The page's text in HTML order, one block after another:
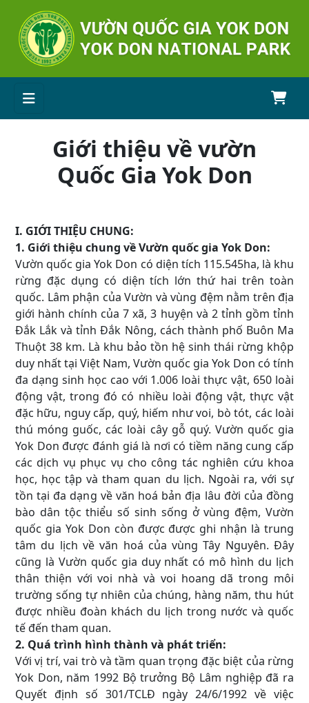
Giới thiệu về vườn
Quốc Gia Yok Don
I. GIỚI THIỆU CHUNG:
1. Giới thiệu chung về Vườn quốc gia Yok Don:
Vườn quốc gia Yok Don có diện tích 115.545ha, là khu
rừng đặc dụng có diện tích lớn thứ hai trên toàn
quốc. Lâm phận của Vườn và vùng đệm nằm trên địa
giới hành chính của 7 xã, 3 huyện và 2 tỉnh gồm tỉnh
Đắk Lắk và tỉnh Đắk Nông, cách thành phố Buôn Ma
Thuột 38 km. Là khu bảo tồn hệ sinh thái rừng khộp
duy nhất tại Việt Nam, Vườn quốc gia Yok Don có tính
đa dạng sinh học cao với 1.006 loài thực vật, 650 loài
động vật, trong đó có nhiều loài động vật, thực vật
đặc hữu, nguy cấp, quý, hiếm như voi, bò tót, các loài
thú móng guốc, các loài cây gỗ quý. Vườn quốc gia
Yok Don được đánh giá là nơi có tiềm năng cung cấp
các dịch vụ phục vụ cho công tác nghiên cứu khoa
học, học tập và tham quan du lịch. Ngoài ra, với sự
tồn tại đa dạng về văn hoá bản địa lâu đời của đồng
bào dân tộc thiểu số sinh sống ở vùng đệm, Vườn
quốc gia Yok Don còn được được ghi nhận là trung
tâm du lịch về văn hoá của vùng Tây Nguyên. Đây
cũng là Vườn quốc gia duy nhất có mô hình du lịch
thân thiện với voi nhà và voi hoang dã trong môi
trường sống tự nhiên của chúng, hàng năm, thu hút
được nhiều đoàn khách du lịch trong nước và quốc
tế đến tham quan.
2. Quá trình hình thành và phát triển:
Với vị trí, vai trò và tầm quan trọng đặc biệt của rừng
Yok Don, năm 1992 Bộ trưởng Bộ Lâm nghiệp đã ra
Quyết định số 301/TCLĐ ngày 24/6/1992 về việc